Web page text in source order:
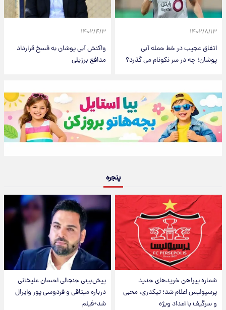
۱۴۰۲/۸/۱۳
اتفاق عجیب در خط حمله آبی
پوشان؛ چه در سر نکونام می گذرد؟
۱۴۰۲/۴/۳
واکنش آبی پوشان به فسخ قرارداد
مدافع برزیلی
پنجره
شماره پیراهن خریدهای جدید
پرسپولیس اعلام شد؛ تیکدری، محبی
و سرگیف با اعداد ویژه
پیش‌بینی جنجالی احسان علیخانی
درباره میثاقی و فردوسی پور وایرال
شد+فیلم